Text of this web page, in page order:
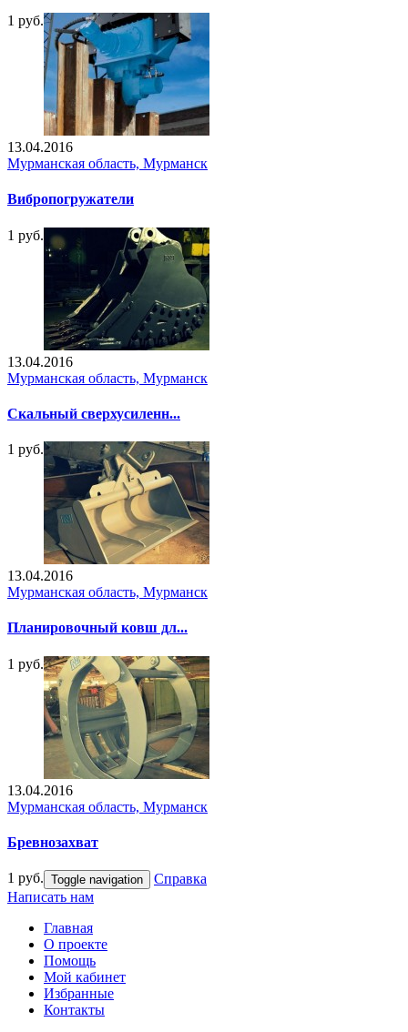
1 руб.
13.04.2016
Мурманская область, Мурманск
Вибропогружатели
1 руб.
13.04.2016
Мурманская область, Мурманск
Скальный сверхусиленн...
1 руб.
13.04.2016
Мурманская область, Мурманск
Планировочный ковш дл...
1 руб.
13.04.2016
Мурманская область, Мурманск
Бревнозахват
1 руб. Toggle navigation
Справка
Написать нам
Главная
О проекте
Помощь
Мой кабинет
Избранные
Контакты